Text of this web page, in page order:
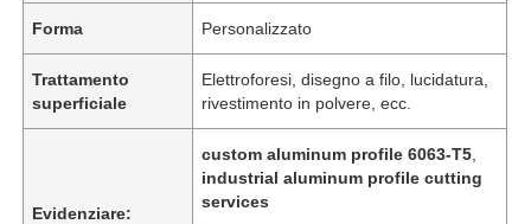
Forma Personalizzato
Trattamento
superficiale
Elettroforesi, disegno a filo, lucidatura,
rivestimento in polvere, ecc.
Evidenziare:
custom aluminum profile 6063-T5
industrial aluminum profile cutting
services